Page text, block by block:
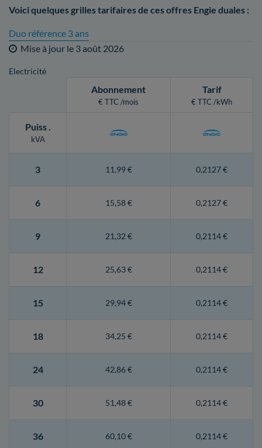
Voici quelques grilles tarifaires de ces offres Engie duales :
Duo référence 3 ans
Mise à jour le 3 août 2026
Electricité
Abonnement
€ TTC /mois
Tarif
€ TTC /kWh
Puiss.
kVA
3 11,99 € 0,2127 €
6 15,58 € 0,2127 €
9 21,32 € 0,2114 €
12 25,63 € 0,2114 €
15 29,94 € 0,2114 €
18 34,25 € 0,2114 €
24 42,86 € 0,2114 €
30 51,48 € 0,2114 €
36 60,10 € 0,2114 €